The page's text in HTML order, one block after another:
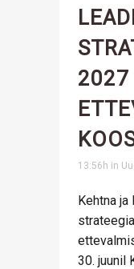
2027
13:56h in
Kehtna ja
30. juunil